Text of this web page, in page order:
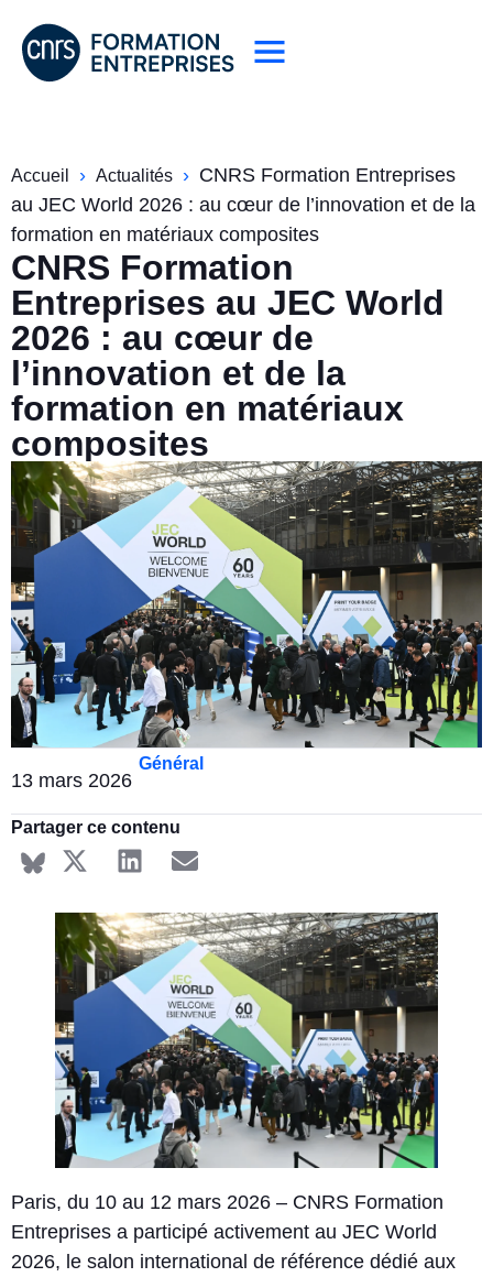
Accueil › Actualités › CNRS Formation Entreprises
au JEC World 2026 : au cœur de l’innovation et de la
formation en matériaux composites
CNRS Formation
Entreprises au JEC World
2026 : au cœur de
l’innovation et de la
formation en matériaux
composites
13 mars 2026
Général
Partager ce contenu
Paris, du 10 au 12 mars 2026 – CNRS Formation
Entreprises a participé activement au JEC World
2026, le salon international de référence dédié aux